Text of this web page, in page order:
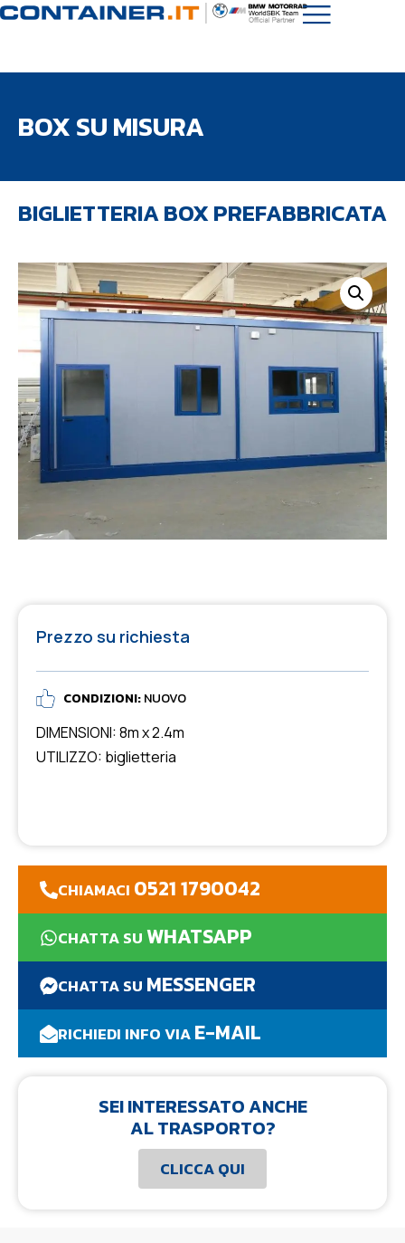
BOX SU MISURA
BIGLIETTERIA BOX PREFABBRICATA
Prezzo su richiesta
CONDIZIONI:NUOVO
DIMENSIONI: 8m x 2.4m
UTILIZZO: biglietteria
CHIAMACI 0521 1790042
CHATTA SUWHATSAPP
CHATTA SU MESSENGER
RICHIEDI INFO VIAE-MAIL
SEI INTERESSATO ANCHE
AL TRASPORTO?
CLICCA QUI